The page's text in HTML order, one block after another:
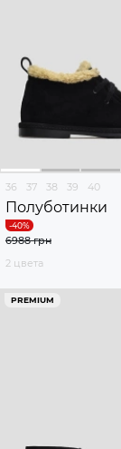
36 37 38 39 40
Полуботинки
6988 грн
2 цвета
PREMIUM